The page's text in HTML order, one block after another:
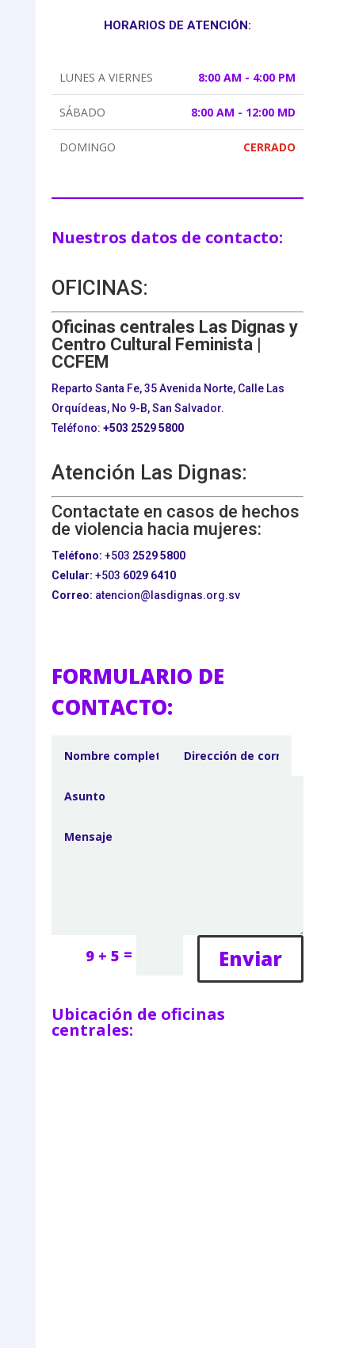
HORARIOS DE ATENCIÓN:
LUNES A VIERNES 8:00 AM - 4:00 PM
SÁBADO 8:00 AM - 12:00 MD
DOMINGO CERRADO
Nuestros datos de contacto:
OFICINAS:
Oficinas centrales Las Dignas y
Centro Cultural Feminista |
CCFEM
Reparto Santa Fe, 35 Avenida Norte, Calle Las
Orquídeas, No 9-B, San Salvador.
Teléfono: +503 2529 5800
Atención Las Dignas:
Contactate en casos de hechos
de violencia hacia mujeres:
Teléfono: +503 2529 5800
Celular: +503 6029 6410
Correo: atencion@lasdignas.org.sv
FORMULARIO DE
CONTACTO:
9 + 5 = Enviar
Ubicación de oficinas
centrales: